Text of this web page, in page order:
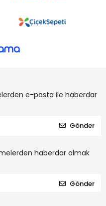
e-posta ile haberdar
Gönder
haberdar olmak
Gönder